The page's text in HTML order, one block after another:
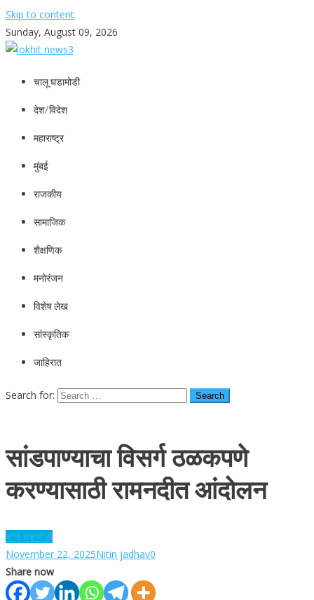
Skip to content
Sunday, August 09, 2026
lokhit news3
lokhit news 3
चालू घडामोडी
देश/विदेश
महाराष्ट्र
मुंबई
राजकीय
सामाजिक
शैक्षणिक
मनोरंजन
विशेष लेख
सांस्कृतिक
जाहिरात
Search for:
सांडपाण्याचा विसर्ग ठळकपणे
करण्यासाठी रामनदीत आंदोलन
चालू घडामोडी
November 22, 2025Nitin jadhav0
Share now